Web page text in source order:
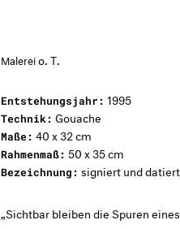
Malereio. T.
Entstehungsjahr: 1995
Technik: Gouache
Maße: 40 x 32 cm
Rahmenmaß: 50 x 35 cm
Bezeichnung: signiert und
„Sichtbar bleiben die Spuren